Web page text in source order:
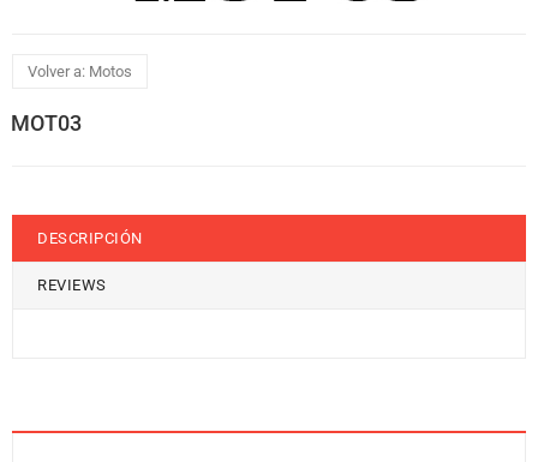
Volver a: Motos
MOT03
DESCRIPCIÓN
REVIEWS